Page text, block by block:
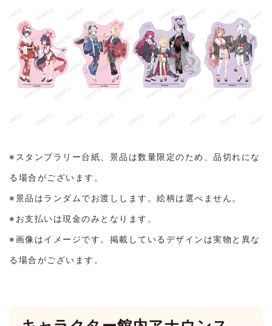
※スタンプラリー台紙、景品は数量限定のため、品切れにな
る場合がございます。
※景品はランダムでお渡しします。絵柄は選べません。
※お支払いは現金のみとなります。
※画像はイメージです。掲載しているデザインは実物と異な
る場合がございます。